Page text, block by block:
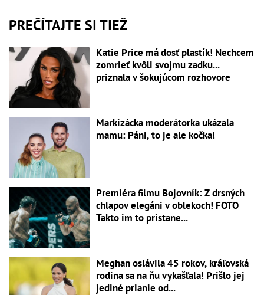
PREČÍTAJTE SI TIEŽ
Katie Price má dosť plastík! Nechcem
zomrieť kvôli svojmu zadku...
priznala v šokujúcom rozhovore
Markizácka moderátorka ukázala
mamu: Páni, to je ale kočka!
Premiéra filmu Bojovník: Z drsných
chlapov elegáni v oblekoch! FOTO
Takto im to pristane...
Meghan oslávila 45 rokov, kráľovská
rodina sa na ňu vykašľala! Prišlo jej
jediné prianie od...